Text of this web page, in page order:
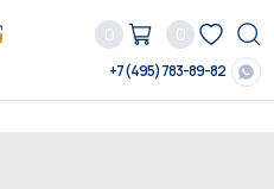
0 0
+7 (495) 783-89-82